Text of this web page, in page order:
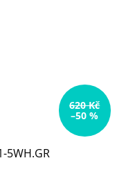
620 Kč
–50 %
5WH.GR